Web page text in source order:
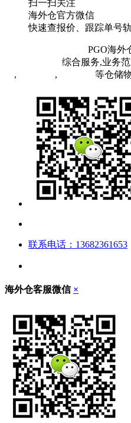
扫一扫关注
海外仓官方微信
快速查报价、跟踪单号
PGO海外
综合服务,业务
, , 等仓储
联系电话：13682361653
海外仓客服微信 ×